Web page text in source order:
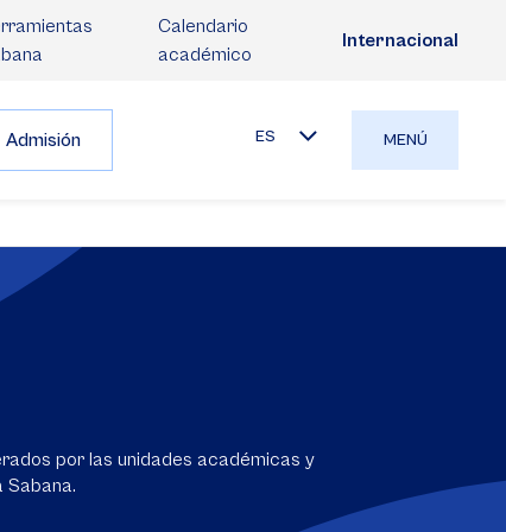
Calendario
académico
Internacional
Admisión ES MENÚ
por las unidades académicas y
Sabana.